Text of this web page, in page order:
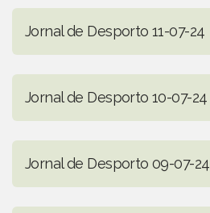
Jornal de Desporto 11-07-24
Jornal de Desporto 10-07-24
Jornal de Desporto 09-07-24